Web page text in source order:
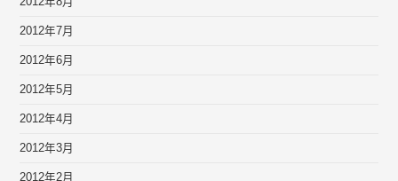
2012年7月
2012年6月
2012年5月
2012年4月
2012年3月
2012年2月